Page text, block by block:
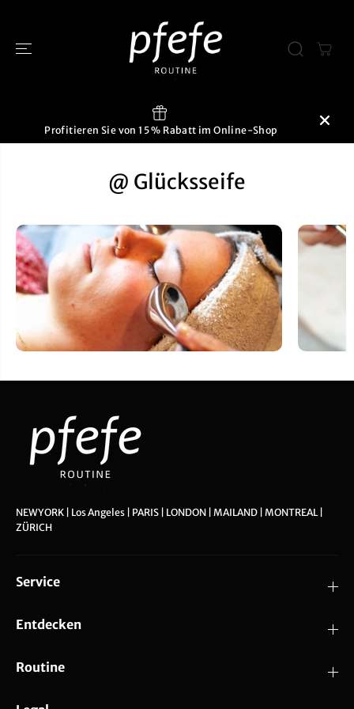
Profitieren Sie von 15 % Rabatt im Online-Shop
@ Glücksseife
NEWYORK | Los Angeles | PARIS | LONDON | MAILAND | MONTREAL |
ZÜRICH
Service
Entdecken
Routine